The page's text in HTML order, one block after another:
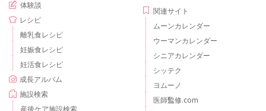
体験談
レシピ
離乳食レシピ
妊娠食レシピ
妊活食レシピ
成長アルバム
施設検索
産後ケア施設検索
関連サイト
ムーンカレンダー
ウーマンカレンダー
シニアカレンダー
シッテク
ヨムーノ
医師監修.com